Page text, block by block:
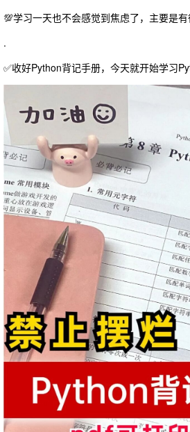
💯学习一天也不会感觉到焦虑了，主要是有
.
✅收好Python背记手册，今天就开始学习